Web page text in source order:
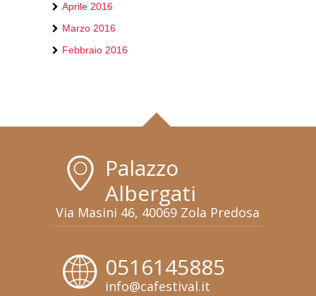
Aprile 2016
Marzo 2016
Febbraio 2016
Palazzo
Albergati
Via Masini 46, 40069 Zola Predosa
0516145885
info@cafestival.it